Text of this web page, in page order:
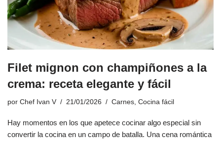
Filet mignon con champiñones a la
crema: receta elegante y fácil
por Chef Ivan V 21/01/2026 Carnes Cocina fácil
Hay momentos en los que apetece cocinar algo especial sin
convertir la cocina en un campo de batalla. Una cena romántica